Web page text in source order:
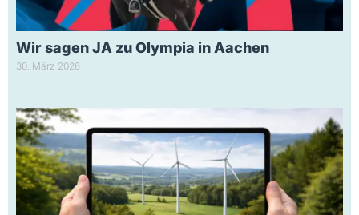
Wir sagen JA zu Olympia in Aachen
30. März 2026